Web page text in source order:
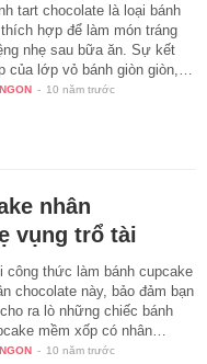
tart chocolate là loại bánh
hợp để làm món tráng
nhẹ sau bữa ăn. Sự kết
của lớp vỏ bánh giòn giòn,…
- 10 năm trước
nhân
vụng trổ tài
công thức làm bánh cupcake
chocolate này, bảo đảm bạn
ra lò những chiếc bánh
mềm xốp có nhân…
- 10 năm trước